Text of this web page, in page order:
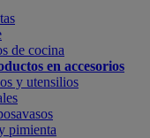
de cocina
en accesorios
y utensilios
pimienta